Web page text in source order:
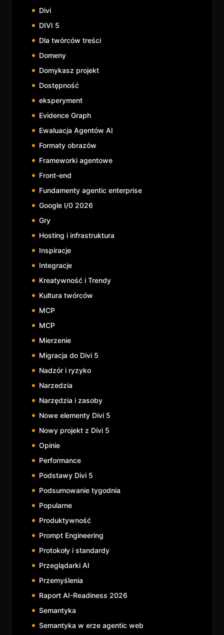
Divi
DIVI 5
Dla twórców treści
Domeny
Domykasz projekt
Dostępność
eksperyment
Evidence Graph
Ewaluacja Agentów AI
Formaty obrazów
Frameworki agentowe
Front-end
Fundamenty agentic enterprise
Google I/0 2026
Gry
Hosting i infrastruktura
Inspiracje
Integracje
Kreatywność i Trendy
Kultura twórców
MCP
MCP
Mierzenie
Migracja do Divi 5
Nadzór i ryzyko
Narzedzia
Narzędzia i zasoby
Nowe elementy Divi 5
Nowy projekt z Divi 5
Opinie
Performance
Podstawy Divi 5
Podsumowanie tygodnia
Popularne
Produktywność
Prompt Engineering
Protokoły i standardy
Przeglądarki AI
Przemyślenia
Raport AI-Readiness 2026
Semantyka
Semantyka w erze agentic web